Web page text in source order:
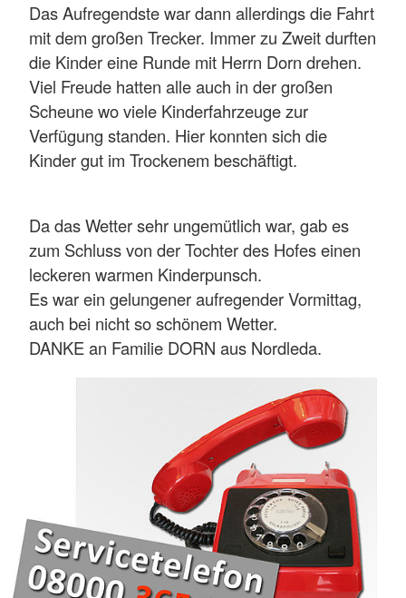
Das Aufregendste war dann allerdings die Fahrt
mit dem großen Trecker. Immer zu Zweit durften
die Kinder eine Runde mit Herrn Dorn drehen.
Viel Freude hatten alle auch in der großen
Scheune wo viele Kinderfahrzeuge zur
Verfügung standen. Hier konnten sich die
Kinder gut im Trockenem beschäftigt.
Da das Wetter sehr ungemütlich war, gab es
zum Schluss von der Tochter des Hofes einen
leckeren warmen Kinderpunsch.
Es war ein gelungener aufregender Vormittag,
auch bei nicht so schönem Wetter.
DANKE an Familie DORN aus Nordleda.